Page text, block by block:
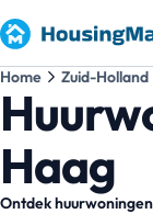
Home Zuid-Holland
Haag
Ontdek